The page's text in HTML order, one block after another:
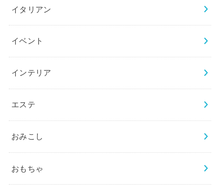
イタリアン
イベント
インテリア
エステ
おみこし
おもちゃ